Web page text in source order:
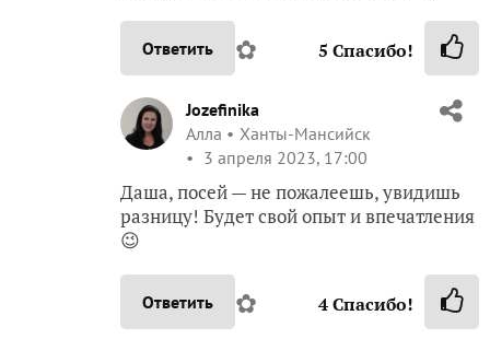
Ответить ✿ 5 Спасибо!
Jozefinika
Алла
Ханты-Мансийск
3 апреля 2023, 17:00
Даша, посей — не пожалеешь, увидишь
разницу! Будет свой опыт и впечатления
😉
Ответить ✿ 4Спасибо!